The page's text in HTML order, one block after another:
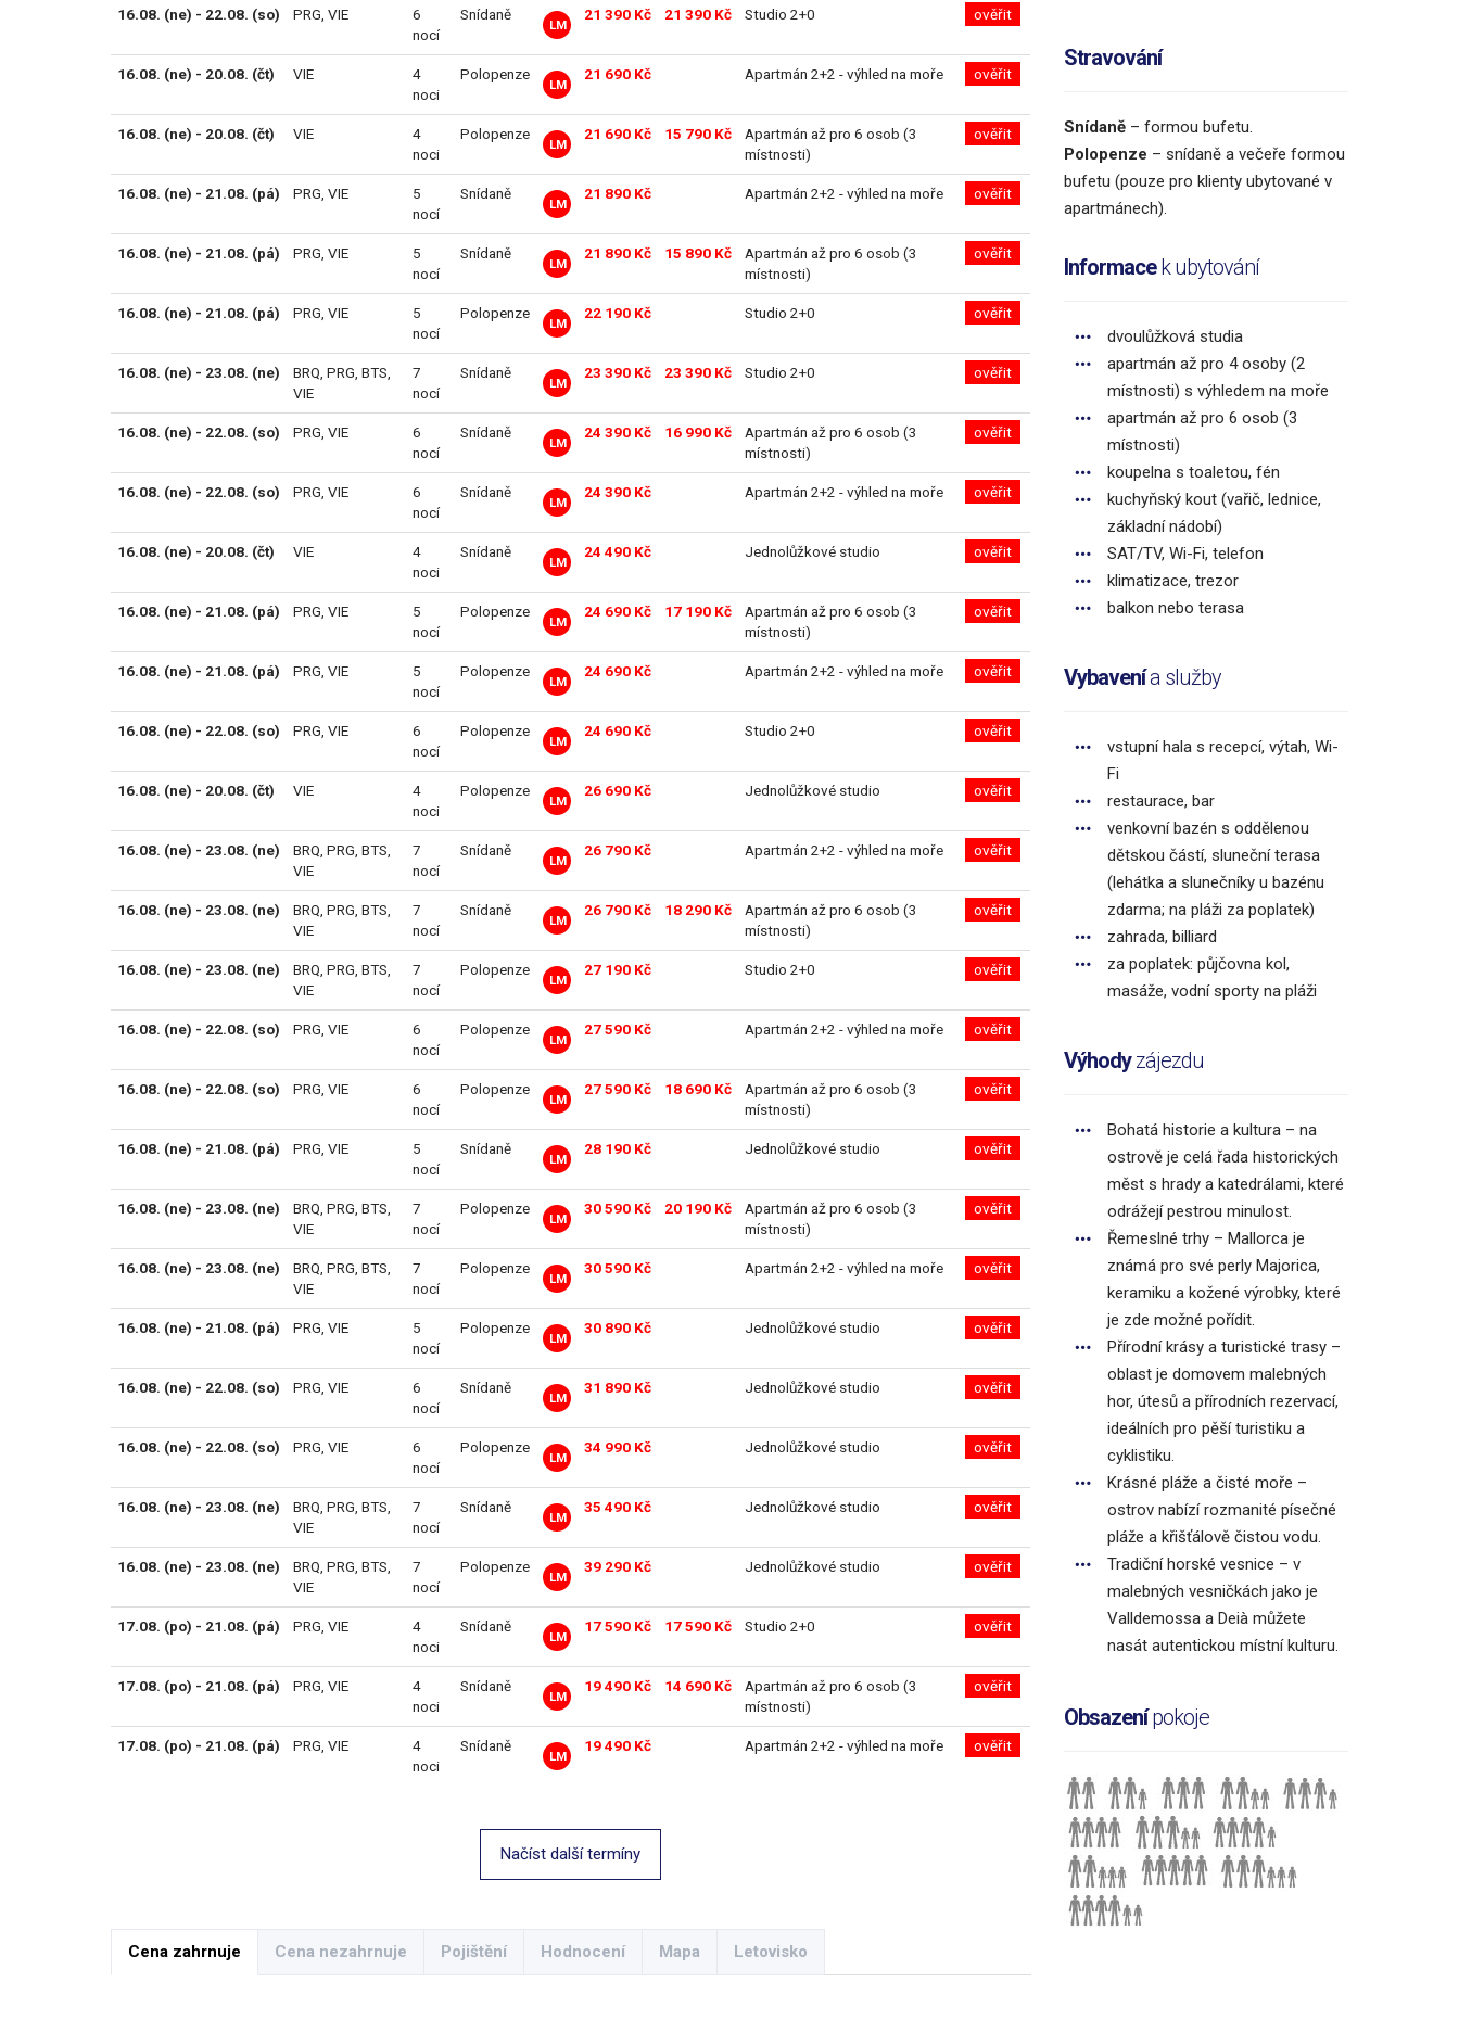
16.08. (ne) - 22.08. (so) PRG, VIE
6
nocí
Snídaně
LM
21 390 Kč 21 390 Kč Studio 2+0 ověřit
16.08. (ne) - 20.08. (čt) VIE
4
noci
Polopenze
LM
21 690 Kč Apartmán 2+2 - výhled na moře ověřit
16.08. (ne) - 20.08. (čt) VIE
4
noci
Polopenze
LM
21 690 Kč 15 790 Kč
Apartmán až pro 6 osob (3
místnosti)
ověřit
16.08. (ne) - 21.08. (pá) PRG, VIE
5
nocí
Snídaně
LM
21 890 Kč Apartmán 2+2 - výhled na moře ověřit
16.08. (ne) - 21.08. (pá) PRG, VIE
5
nocí
Snídaně
LM
21 890 Kč 15 890 Kč
Apartmán až pro 6 osob (3
místnosti)
ověřit
16.08. (ne) - 21.08. (pá) PRG, VIE
5
nocí
Polopenze
LM
22 190 Kč Studio 2+0 ověřit
16.08. (ne) - 23.08. (ne) BRQ, PRG, BTS,
VIE
7
nocí
Snídaně
LM
23 390 Kč 23 390 Kč Studio 2+0 ověřit
16.08. (ne) - 22.08. (so) PRG, VIE
6
nocí
Snídaně
LM
24 390 Kč 16 990 Kč
Apartmán až pro 6 osob (3
místnosti)
ověřit
16.08. (ne) - 22.08. (so) PRG, VIE
6
nocí
Snídaně
LM
24 390 Kč Apartmán 2+2 - výhled na moře ověřit
16.08. (ne) - 20.08. (čt) VIE
4
noci
Snídaně
LM
24 490 Kč Jednolůžkové studio ověřit
16.08. (ne) - 21.08. (pá) PRG, VIE
5
nocí
Polopenze
LM
24 690 Kč 17 190 Kč
Apartmán až pro 6 osob (3
místnosti)
ověřit
16.08. (ne) - 21.08. (pá) PRG, VIE
5
nocí
Polopenze
LM
24 690 Kč Apartmán 2+2 - výhled na moře ověřit
16.08. (ne) - 22.08. (so) PRG, VIE
6
nocí
Polopenze
LM
24 690 Kč Studio 2+0 ověřit
16.08. (ne) - 20.08. (čt) VIE
4
noci
Polopenze
LM
26 690 Kč Jednolůžkové studio ověřit
16.08. (ne) - 23.08. (ne) BRQ, PRG, BTS,
VIE
7
nocí
Snídaně
LM
26 790 Kč Apartmán 2+2 - výhled na moře ověřit
16.08. (ne) - 23.08. (ne) BRQ, PRG, BTS,
VIE
7
nocí
Snídaně
LM
26 790 Kč 18 290 Kč
Apartmán až pro 6 osob (3
místnosti)
ověřit
16.08. (ne) - 23.08. (ne) BRQ, PRG, BTS,
VIE
7
nocí
Polopenze
LM
27 190 Kč Studio 2+0 ověřit
16.08. (ne) - 22.08. (so) PRG, VIE
6
nocí
Polopenze
LM
27 590 Kč Apartmán 2+2 - výhled na moře ověřit
16.08. (ne) - 22.08. (so) PRG, VIE
6
nocí
Polopenze
LM
27 590 Kč 18 690 Kč
Apartmán až pro 6 osob (3
místnosti)
ověřit
16.08. (ne) - 21.08. (pá) PRG, VIE
5
nocí
Snídaně
LM
28 190 Kč Jednolůžkové studio ověřit
16.08. (ne) - 23.08. (ne) BRQ, PRG, BTS,
VIE
7
nocí
Polopenze
LM
30 590 Kč 20 190 Kč
Apartmán až pro 6 osob (3
místnosti)
ověřit
16.08. (ne) - 23.08. (ne) BRQ, PRG, BTS,
VIE
7
nocí
Polopenze
LM
30 590 Kč Apartmán 2+2 - výhled na moře ověřit
16.08. (ne) - 21.08. (pá) PRG, VIE
5
nocí
Polopenze
LM
30 890 Kč Jednolůžkové studio ověřit
16.08. (ne) - 22.08. (so) PRG, VIE
6
nocí
Snídaně
LM
31 890 Kč Jednolůžkové studio ověřit
16.08. (ne) - 22.08. (so) PRG, VIE
6
nocí
Polopenze
LM
34 990 Kč Jednolůžkové studio ověřit
16.08. (ne) - 23.08. (ne) BRQ, PRG, BTS,
VIE
7
nocí
Snídaně
LM
35 490 Kč Jednolůžkové studio ověřit
16.08. (ne) - 23.08. (ne) BRQ, PRG, BTS,
VIE
7
nocí
Polopenze
LM
39 290 Kč Jednolůžkové studio ověřit
17.08. (po) - 21.08. (pá) PRG, VIE
4
noci
Snídaně
LM
17 590 Kč 17 590 Kč Studio 2+0 ověřit
17.08. (po) - 21.08. (pá) PRG, VIE
4
noci
Snídaně
LM
19 490 Kč 14 690 Kč
Apartmán až pro 6 osob (3
místnosti)
ověřit
17.08. (po) - 21.08. (pá) PRG, VIE
4
noci
Snídaně
LM
19 490 Kč Apartmán 2+2 - výhled na moře ověřit
Načíst další termíny
Cena zahrnuje Cena nezahrnuje Pojištění Hodnocení Mapa Letovisko
Stravování
Snídaně – formou bufetu.
Polopenze – snídaně a večeře formou
bufetu (pouze pro klienty ubytované v
apartmánech).
Informacek ubytování
dvoulůžková studia
apartmán až pro 4 osoby (2
místnosti) s výhledem na moře
apartmán až pro 6 osob (3
místnosti)
koupelna s toaletou, fén
kuchyňský kout (vařič, lednice,
základní nádobí)
SAT/TV, Wi-Fi, telefon
klimatizace, trezor
balkon nebo terasa
Vybavenía služby
vstupní hala s recepcí, výtah, Wi-
Fi
restaurace, bar
venkovní bazén s oddělenou
dětskou částí, sluneční terasa
(lehátka a slunečníky u bazénu
zdarma; na pláži za poplatek)
zahrada, billiard
za poplatek: půjčovna kol,
masáže, vodní sporty na pláži
Výhodyzájezdu
Bohatá historie a kultura – na
ostrově je celá řada historických
měst s hrady a katedrálami, které
odrážejí pestrou minulost.
Řemeslné trhy – Mallorca je
známá pro své perly Majorica,
keramiku a kožené výrobky, které
je zde možné pořídit.
Přírodní krásy a turistické trasy –
oblast je domovem malebných
hor, útesů a přírodních rezervací,
ideálních pro pěší turistiku a
cyklistiku.
Krásné pláže a čisté moře –
ostrov nabízí rozmanité písečné
pláže a křišťálově čistou vodu.
Tradiční horské vesnice – v
malebných vesničkách jako je
Valldemossa a Deià můžete
nasát autentickou místní kulturu.
Obsazenípokoje